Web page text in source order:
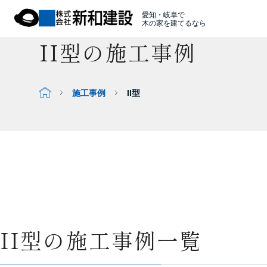
愛知・岐阜で
木の家を建てるなら
II型の施工事例
施工事例 II型
II型の施工事例一覧